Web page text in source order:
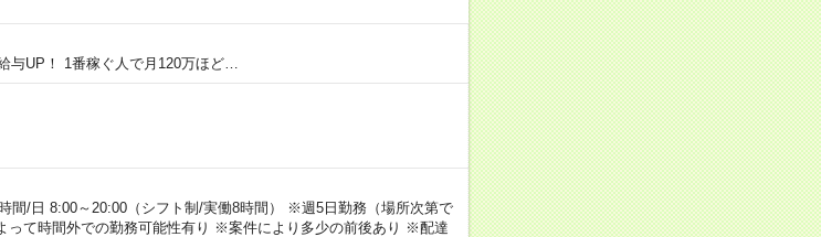
UP！ 1番稼ぐ人で月120万ほど…
間/日 8:00～20:00（シフト制/実働8時間） ※週5日勤務（場所次第で
って時間外での勤務可能性有り ※案件により多少の前後あり ※配達